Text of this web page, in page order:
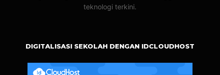
teknologi terkini.
DIGITALISASI SEKOLAH DENGAN IDCLOUDHOST